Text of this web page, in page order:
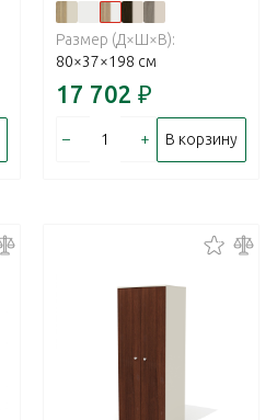
Размер (Д×Ш×В):
80×37×198 см
17 702 ₽
– + В корзину